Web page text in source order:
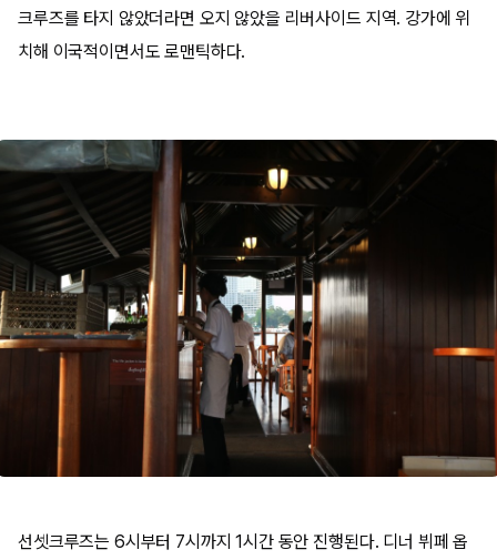
크루즈를 타지 않았더라면 오지 않았을 리버사이드 지역. 강가에 위
치해 이국적이면서도 로맨틱하다.
선셋크루즈는 6시부터 7시까지 1시간 동안 진행된다. 디너 뷔페 옵